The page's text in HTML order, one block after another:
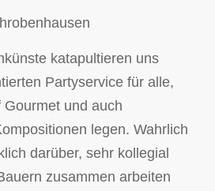
katapultieren uns
Partyservice für alle,
und auch
legen. Wahrlich
darüber, sehr kollegial
zusammen arbeiten